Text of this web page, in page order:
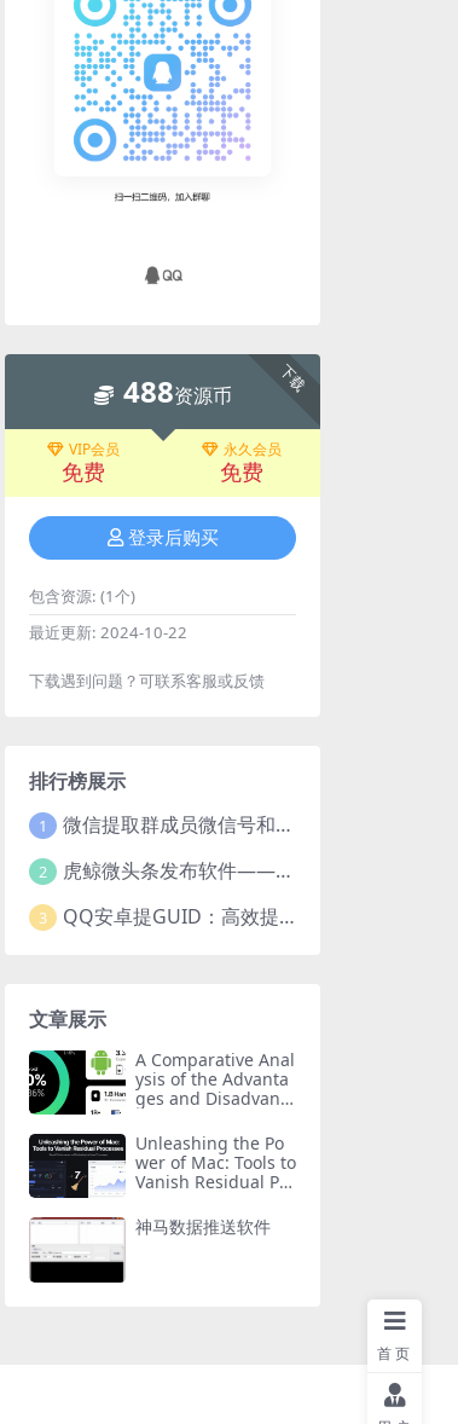
下载
488资源币
VIP会员
免费
永久会员
免费
登录后购买
包含资源: (1个)
最近更新: 2024-10-22
下载遇到问题？可联系客服或反馈
排行榜展示
1 微信提取群成员微信号和VXid工具：功能介绍与使用指南
2 虎鲸微头条发布软件——智能高效的自媒体管理工具
3 QQ安卓提GUID：高效提取常用安卓QQGUID的新工具
文章展示
A Comparative Anal
ysis of the Advanta
ges and Disadvanta
monyOS, Android,
and Apple iOS
Unleashing the Po
wer of Mac: Tools to
Vanish Residual Pro
神马数据推送软件
首页